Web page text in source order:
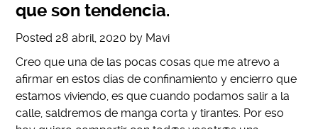
que son tendencia.
Posted28 abril, 2020 by Mavi
Creo que una de las pocas cosas que me atrevo a
afirmar en estos días de confinamiento y encierro que
estamos viviendo, es que cuando podamos salir a la
calle, saldremos de manga corta y tirantes. Por eso